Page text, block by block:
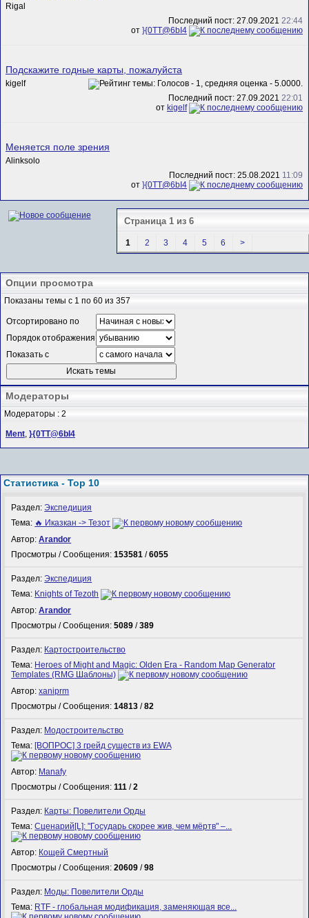
Rigal
Последний пост: 27.09.2021 22:44
от }{0TT@6bI4
Подскажите годные карты, пожалуйста
kigelf
Последний пост: 27.09.2021 22:01
от kigelf
Меняется поле зрения
Alinksolo
Последний пост: 25.08.2021 11:09
от }{0TT@6bI4
Страница 1 из 6
1 2 3 4 5 6 >
Опции просмотра
Показаны темы с 1 по 60 из 357
Отсортировано по
Порядок отображения
Показать с
Модераторы
Модераторы : 2
Ment, }{0TT@6bI4
Статистика - Top 10
Раздел:Экспедиция
Тема: 🔥 Иказкан -> Тезот
Автор:Arandor
Просмотры / Сообщения:153581 /6055
Раздел:Экспедиция
Тема: Knights of Tezoth
Автор:Arandor
Просмотры / Сообщения:5089 /389
Раздел: Картостроительство
Тема: Heroes of Might and Magic: Olden Era - Random Map Generator
Templates (RMG Шаблоны)
Автор:xaniprm
Просмотры / Сообщения:14813 /82
Раздел: Модостроительство
Тема: [ВОПРОС] 3 грейд существ из EWA
Автор: Manafy
Просмотры / Сообщения:111 /2
Раздел: Карты: Повелители Орды
Тема:Сценарий[L]: "Государь скорее жив, чем мёртв" –...
Автор: Кощей Смертный
Просмотры / Сообщения:20609 /98
Раздел: Моды: Повелители Орды
Тема: RTF - глобальная модификация, заменяющая все...